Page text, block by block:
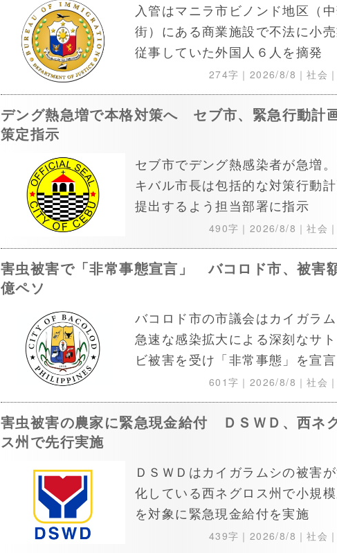
入管はマニラ市ビノンド地区（
街）にある商業施設で不法に小
従事していた外国人６人を摘発
274字｜ 2026/8/8 ｜社会｜
デング熱急増で本格対策へ セブ市、緊急行動計
策定指示
セブ市でデング熱感染者が急増
キバル市長は包括的な対策行動
提出するよう担当部署に指示
490字｜ 2026/8/8 ｜社会｜
害虫被害で「非常事態宣言」 バコロド市、被害
億ペソ
バコロド市の市議会はカイガラ
急速な感染拡大による深刻なサ
ビ被害を受け「非常事態」を宣言
601字｜ 2026/8/8 ｜社会｜
害虫被害の農家に緊急現金給付 ＤＳＷＤ、西ネ
ス州で先行実施
ＤＳＷＤはカイガラムシの被害
化している西ネグロス州で小規
を対象に緊急現金給付を実施
439字｜ 2026/8/8 ｜社会｜